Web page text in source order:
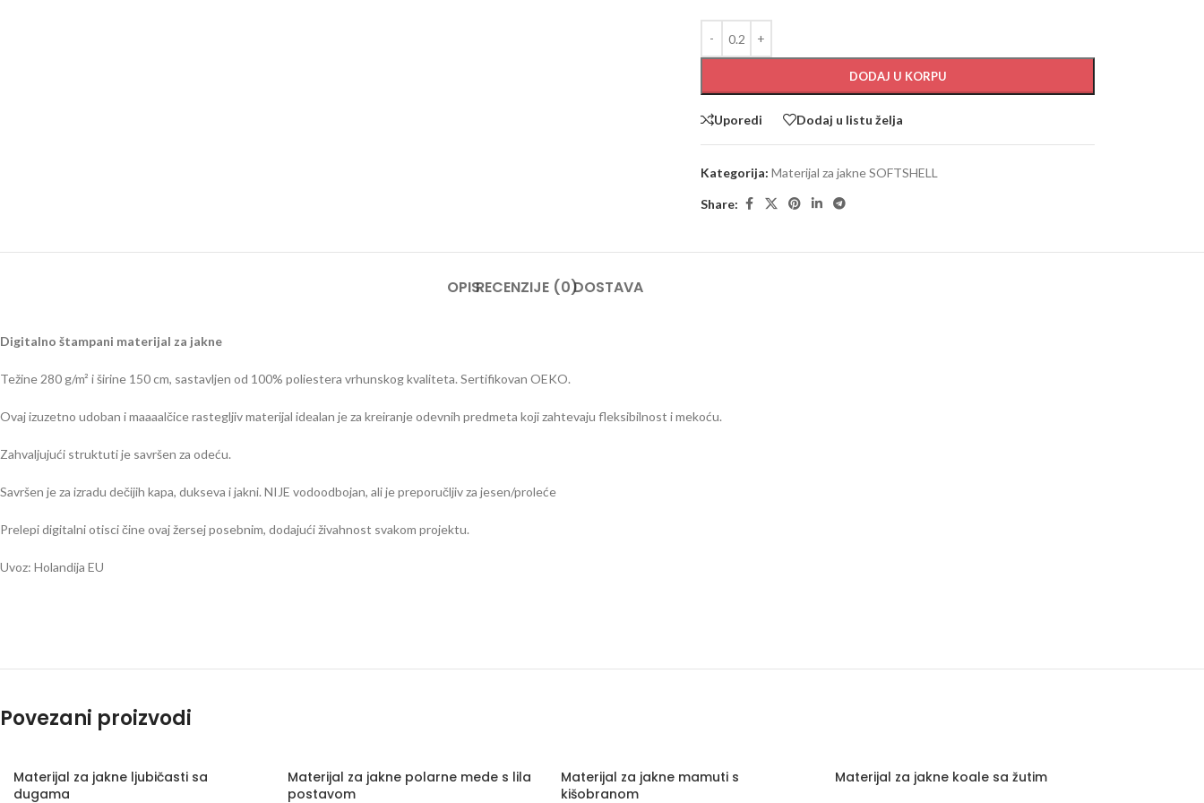
DODAJ U KORPU
Uporedi Dodaj u listu želja
Kategorija: Materijal za jakne SOFTSHELL
Share:
OPISRECENZIJE (0)DOSTAVA
Digitalno štampani materijal za jakne
Težine 280 g/m² i širine 150 cm, sastavljen od 100% poliestera vrhunskog kvaliteta. Sertifikovan OEKO.
Ovaj izuzetno udoban i maaaalčice rastegljiv materijal idealan je za kreiranje odevnih predmeta koji zahtevaju fleksibilnost i mekoću.
Zahvaljujući struktuti je savršen za odeću.
Savršen je za izradu dečijih kapa, dukseva i jakni. NIJE vodoodbojan, ali je preporučljiv za jesen/proleće
Prelepi digitalni otisci čine ovaj žersej posebnim, dodajući živahnost svakom projektu.
Uvoz: Holandija EU
Povezani proizvodi
Materijal za jakne ljubičasti sa
dugama
Materijal za jakne polarne mede s lila
postavom
Materijal za jakne mamuti s
kišobranom
Materijal za jakne koale sa žutim